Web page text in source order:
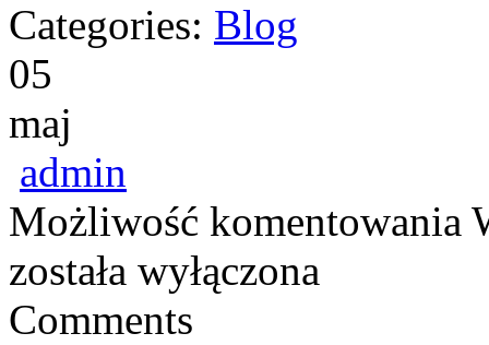
Categories: Blog
05
maj
admin
Możliwość komentowania
została wyłączona
Comments